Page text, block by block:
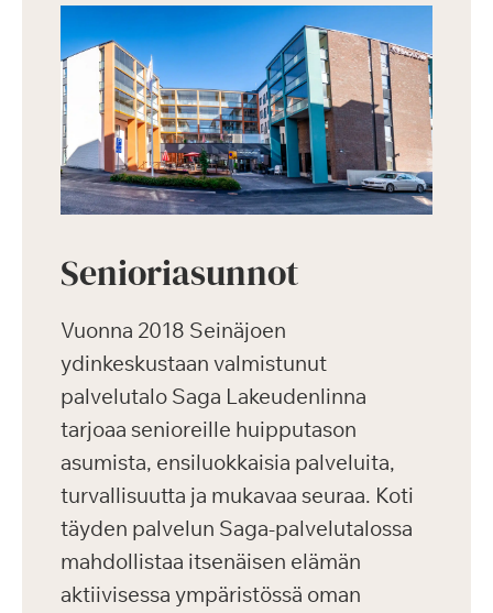
Senioriasunnot
Vuonna 2018 Seinäjoen
ydinkeskustaan valmistunut
palvelutalo Saga Lakeudenlinna
tarjoaa senioreille huipputason
asumista, ensiluokkaisia palveluita,
turvallisuutta ja mukavaa seuraa. Koti
täyden palvelun Saga-palvelutalossa
mahdollistaa itsenäisen elämän
aktiivisessa ympäristössä oman